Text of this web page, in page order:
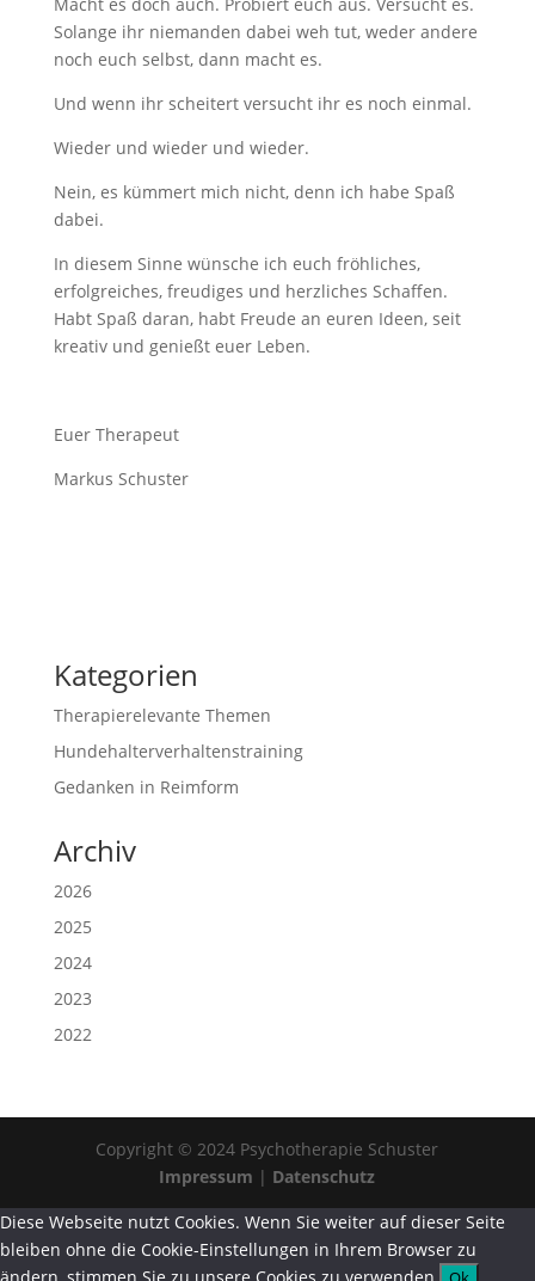
Solange ihr niemanden dabei weh tut, weder andere
noch euch selbst, dann macht es.
Und wenn ihr scheitert versucht ihr es noch einmal.
Wieder und wieder und wieder.
Nein, es kümmert mich nicht, denn ich habe Spaß
dabei.
In diesem Sinne wünsche ich euch fröhliches,
erfolgreiches, freudiges und herzliches Schaffen.
Habt Spaß daran, habt Freude an euren Ideen, seit
kreativ und genießt euer Leben.
Euer Therapeut
Markus Schuster
Kategorien
Therapierelevante Themen
Hundehalterverhaltenstraining
Gedanken in Reimform
Archiv
2026
2025
2024
2023
2022
Copyright © 2024 Psychotherapie Schuster
Impressum | Datenschutz
Diese Webseite nutzt Cookies. Wenn Sie weiter auf dieser Seite
bleiben ohne die Cookie-Einstellungen in Ihrem Browser zu